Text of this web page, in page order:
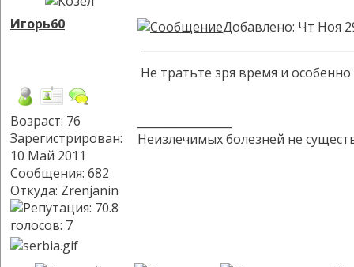
Игорь60
Возраст: 76
Зарегистрирован:
10 Май 2011
Сообщения: 682
Откуда: Zrenjanin
голосов: 7
Добавлено: Чт Ноя
Не тратьте зря время и особенно
Неизлечимых болезней не